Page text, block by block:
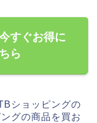
すぐお得に
ら
ショッピングの
グの商品を買お